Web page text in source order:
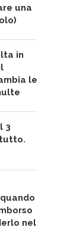
una
in
le
3
nel